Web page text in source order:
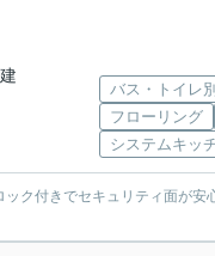
バス・トイレ別
フローリング
システムキッ
ク付きでセキュリティ面が